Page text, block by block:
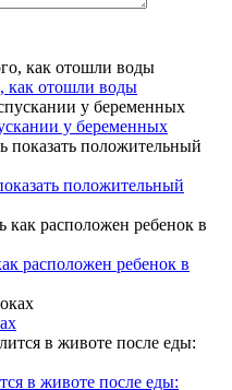
как отошли воды
у беременных
положительный
расположен ребенок в
в животе после еды: